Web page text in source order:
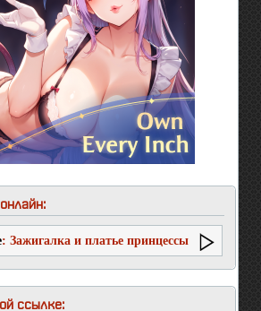
: Зажигалка и платье принцессы
ссылке: